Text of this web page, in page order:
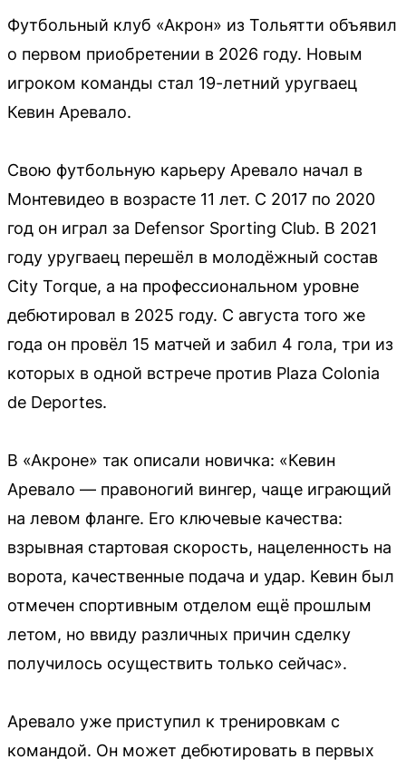
Футбольный клуб «Акрон» из Тольятти объявил
о первом приобретении в 2026 году. Новым
игроком команды стал 19-летний уругваец
Кевин Аревало.
Свою футбольную карьеру Аревало начал в
Монтевидео в возрасте 11 лет. С 2017 по 2020
год он играл за Defensor Sporting Club. В 2021
году уругваец перешёл в молодёжный состав
City Torque, а на профессиональном уровне
дебютировал в 2025 году. С августа того же
года он провёл 15 матчей и забил 4 гола, три из
которых в одной встрече против Plaza Colonia
de Deportes.
В «Акроне» так описали новичка: «Кевин
Аревало — правоногий вингер, чаще играющий
на левом фланге. Его ключевые качества:
взрывная стартовая скорость, нацеленность на
ворота, качественные подача и удар. Кевин был
отмечен спортивным отделом ещё прошлым
летом, но ввиду различных причин сделку
получилось осуществить только сейчас».
Аревало уже приступил к тренировкам с
командой. Он может дебютировать в первых